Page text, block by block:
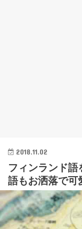
2018.11.02
フィンランド
語もお洒落で可